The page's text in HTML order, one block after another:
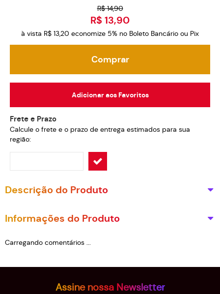
R$ 14,90
R$ 13,90
à vista R$ 13,20 economize 5% no Boleto Bancário ou Pix
Comprar
Adicionar aos Favoritos
Frete e Prazo
Calcule o frete e o prazo de entrega estimados para sua
região:
Descrição do Produto
Informações do Produto
Carregando comentários ...
Assine nossa Newsletter